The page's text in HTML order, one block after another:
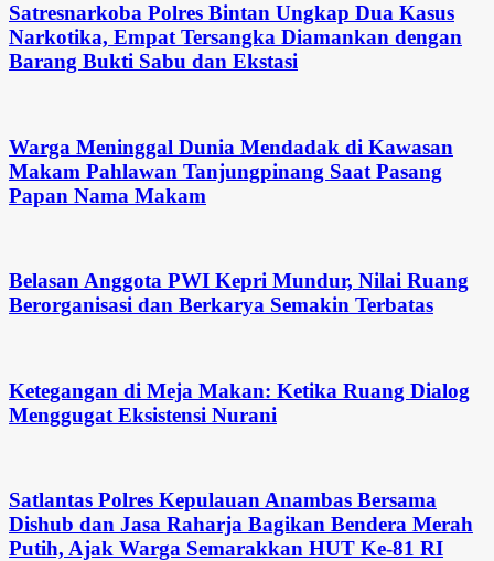
Satresnarkoba Polres Bintan Ungkap Dua Kasus
Narkotika, Empat Tersangka Diamankan dengan
Barang Bukti Sabu dan Ekstasi
Warga Meninggal Dunia Mendadak di Kawasan
Makam Pahlawan Tanjungpinang Saat Pasang
Papan Nama Makam
Belasan Anggota PWI Kepri Mundur, Nilai Ruang
Berorganisasi dan Berkarya Semakin Terbatas
Ketegangan di Meja Makan: Ketika Ruang Dialog
Menggugat Eksistensi Nurani
Satlantas Polres Kepulauan Anambas Bersama
Dishub dan Jasa Raharja Bagikan Bendera Merah
Putih, Ajak Warga Semarakkan HUT Ke-81 RI